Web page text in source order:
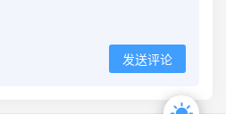
发送评论